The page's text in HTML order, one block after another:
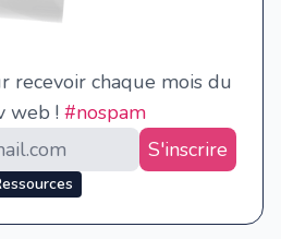
recevoir chaque mois du
web ! #nospam
S'inscrire